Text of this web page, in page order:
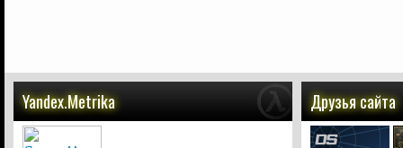
Yandex.Metrika Друзья сайта